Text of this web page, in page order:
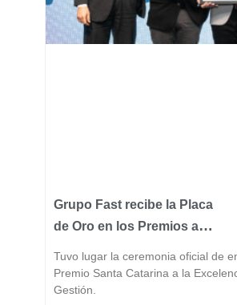
Grupo Fast recibe la Placa
de Oro en los Premios a la
Catarina 2025 y consolida
su posición entre las
Tuvo lugar la ceremonia oficial de
Premio Santa Catarina a la
Gestión.